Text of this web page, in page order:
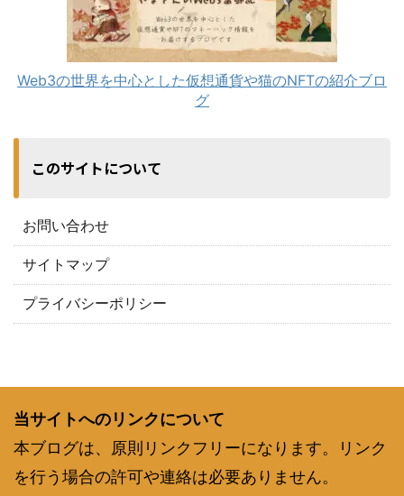
Web3の世界を中心とした仮想通貨や猫のNFTの紹介ブロ
グ
このサイトについて
お問い合わせ
サイトマップ
プライバシーポリシー
当サイトへのリンクについて
本ブログは、原則リンクフリーになります。リンク
を行う場合の許可や連絡は必要ありません。